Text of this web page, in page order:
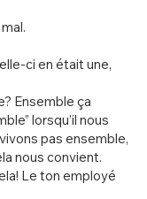
ci en était une,
Ensemble ça
lorsqu’il nous
pas ensemble,
nous convient.
Le ton employé